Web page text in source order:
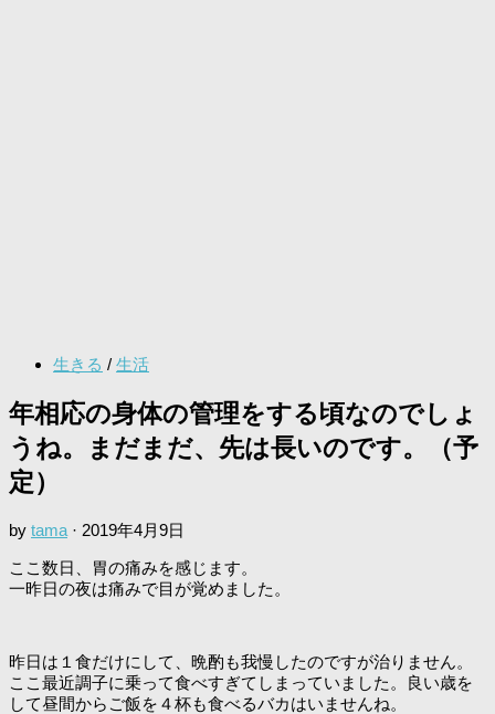
生きる / 生活
年相応の身体の管理をする頃なのでしょ
うね。まだまだ、先は長いのです。（予
定）
by tama · 2019年4月9日
ここ数日、胃の痛みを感じます。
一昨日の夜は痛みで目が覚めました。
昨日は１食だけにして、晩酌も我慢したのですが治りません。
ここ最近調子に乗って食べすぎてしまっていました。良い歳を
して昼間からご飯を４杯も食べるバカはいませんね。